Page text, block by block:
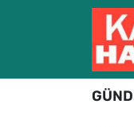
Hava
Trafik